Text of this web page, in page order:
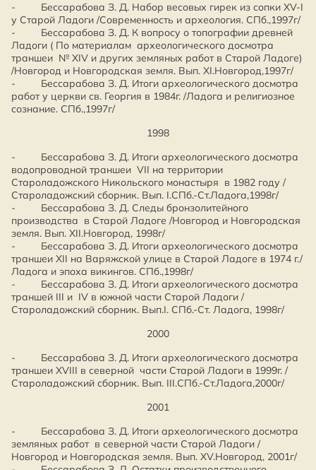
- Бессарабова З. Д. Набор весовых гирек из сопки XV-I
у Старой Ладоги /Современность и археология. СПб.,1997г/
- Бессарабова З. Д. К вопросу о топографии древней
Ладоги ( По материалам археологического досмотра
траншеи № XIV и других земляных работ в Старой Ладоге)
/Новгород и Новгородская земля. Вып. XI.Новгород,1997г/
- Бессарабова З. Д. Итоги археологического досмотра
работ у церкви св. Георгия в 1984г. /Ладога и религиозное
сознание. СПб.,1997г/
1998
- Бессарабова З. Д. Итоги археологического досмотра
водопроводной траншеи VII на территории
Староладожского Никольского монастыря в 1982 году /
Староладожский сборник. Вып. I.СПб.-Ст.Ладога,1998г/
- Бессарабова З. Д. Следы бронзолитейного
производства в Старой Ладоге /Новгород и Новгородская
земля. Вып. XII.Новгород, 1998г/
- Бессарабова З. Д. Итоги археологического досмотра
траншеи XII на Варяжской улице в Старой Ладоге в 1974 г./
Ладога и эпоха викингов. СПб.,1998г/
- Бессарабова З. Д. Итоги археологического досмотра
траншей III и IV в южной части Старой Ладоги /
Староладожский сборник. Вып.I. СПб.-Ст. Ладога, 1998г/
2000
- Бессарабова З. Д. Итоги археологического досмотра
траншеи XVIII в северной части Старой Ладоги в 1999г. /
Староладожский сборник. Вып. III.СПб.-Ст.Ладога,2000г/
2001
- Бессарабова З. Д. Итоги археологического досмотра
земляных работ в северной части Старой Ладоги /
Новгород и Новгородская земля. Вып. XV.Новгород, 2001г/